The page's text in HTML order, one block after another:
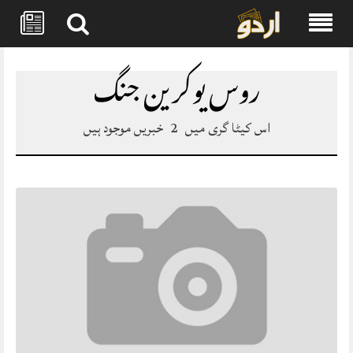
Skip
روس یوکرین جنگ
اس کیٹا گری میں 2 خبریں موجود ہیں